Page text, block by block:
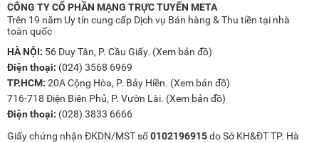
CÔNG TY CỔ PHẦN MẠNG TRỰC TUYẾN META
Trên 19 năm Uy tín cung cấp Dịch vụ Bán hàng & Thu tiền tại nhà
toàn quốc
HÀ NỘI: 56 Duy Tân, P. Cầu Giấy. (Xem bản đồ)
Điện thoại: (024) 3568 6969
TP.HCM: 20A Cộng Hòa, P. Bảy Hiền. (Xem bản đồ)
716-718 Điện Biên Phủ, P. Vườn Lài. (Xem bản đồ)
Điện thoại: (028) 3833 6666
Giấy chứng nhận ĐKDN/MST số0102196915do Sở KH&ĐT TP. Hà